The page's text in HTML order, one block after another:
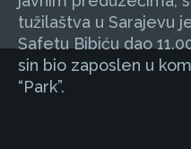
tužilaštva u Sarajevu
Safetu Bibiću dao
sin bio zaposlen u
“Park”.